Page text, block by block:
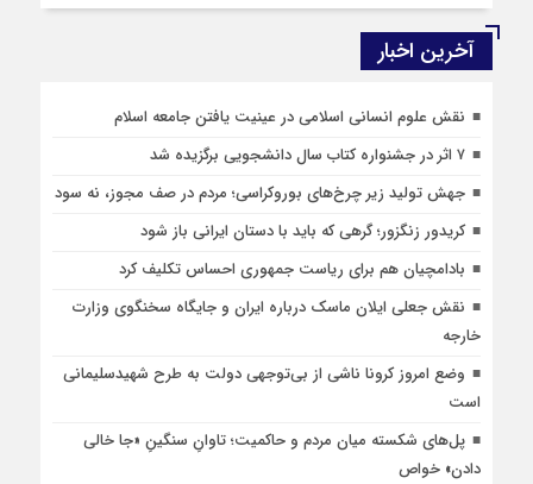
آخرین اخبار
نقش علوم انسانی اسلامی در عینیت یافتن جامعه اسلام
۷ اثر در جشنواره کتاب سال دانشجویی برگزیده شد
جهش تولید زیر چرخ‌های بوروکراسی؛ مردم در صف مجوز، نه سود
کریدور زنگزور؛ گرهی که باید با دستان ایرانی باز شود
بادامچیان هم برای ریاست جمهوری احساس تکلیف کرد
نقش جعلی ایلان ماسک درباره ایران و جایگاه سخنگوی وزارت
خارجه
وضع امروز کرونا ناشی از بی‌توجهی دولت به طرح شهیدسلیمانی
است
پل‌های شکسته میان مردم و حاکمیت؛ تاوانِ سنگینِ «جا خالی
دادن» خواص